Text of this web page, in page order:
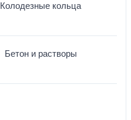
Колодезные кольца
Бетон и растворы